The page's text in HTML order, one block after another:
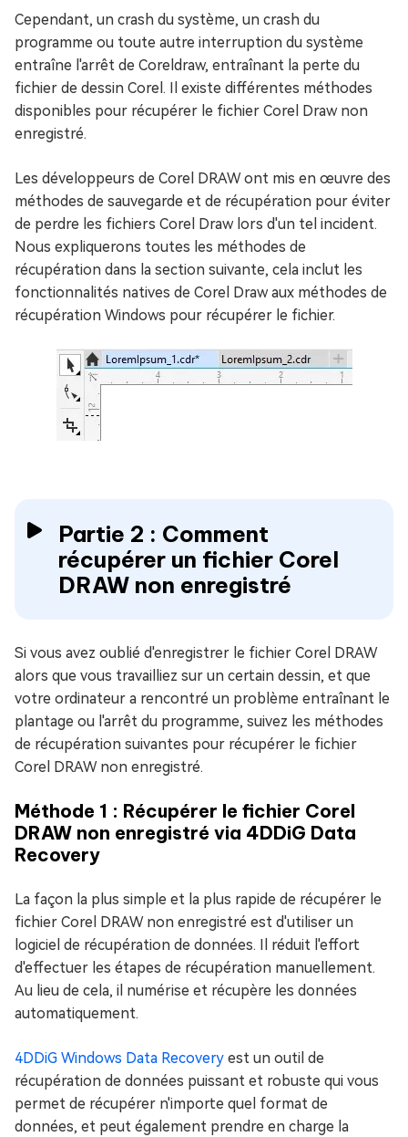
Cependant, un crash du système, un crash du
programme ou toute autre interruption du système
entraîne l'arrêt de Coreldraw, entraînant la perte du
fichier de dessin Corel. Il existe différentes méthodes
disponibles pour récupérer le fichier Corel Draw non
enregistré.
Les développeurs de Corel DRAW ont mis en œuvre des
méthodes de sauvegarde et de récupération pour éviter
de perdre les fichiers Corel Draw lors d'un tel incident.
Nous expliquerons toutes les méthodes de
récupération dans la section suivante, cela inclut les
fonctionnalités natives de Corel Draw aux méthodes de
récupération Windows pour récupérer le fichier.
Partie 2 : Comment
récupérer un fichier Corel
DRAW non enregistré
Si vous avez oublié d'enregistrer le fichier Corel DRAW
alors que vous travailliez sur un certain dessin, et que
votre ordinateur a rencontré un problème entraînant le
plantage ou l'arrêt du programme, suivez les méthodes
de récupération suivantes pour récupérer le fichier
Corel DRAW non enregistré.
Méthode 1 : Récupérer le fichier Corel
DRAW non enregistré via 4DDiG Data
Recovery
La façon la plus simple et la plus rapide de récupérer le
fichier Corel DRAW non enregistré est d'utiliser un
logiciel de récupération de données. Il réduit l'effort
d'effectuer les étapes de récupération manuellement.
Au lieu de cela, il numérise et récupère les données
automatiquement.
4DDiG Windows Data Recovery est un outil de
récupération de données puissant et robuste qui vous
permet de récupérer n'importe quel format de
données, et peut également prendre en charge la